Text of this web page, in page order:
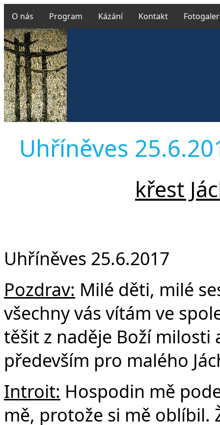
O nás Program Kázání Kontakt
Uhříněves
křest
Uhříněves 25.6.2017
Pozdrav: Milé děti, milé
všechny vás vítám ve
těšit z naděje Boží milosti
především pro malého
Introit: Hospodin mě
mě, protože si mě oblíbil.